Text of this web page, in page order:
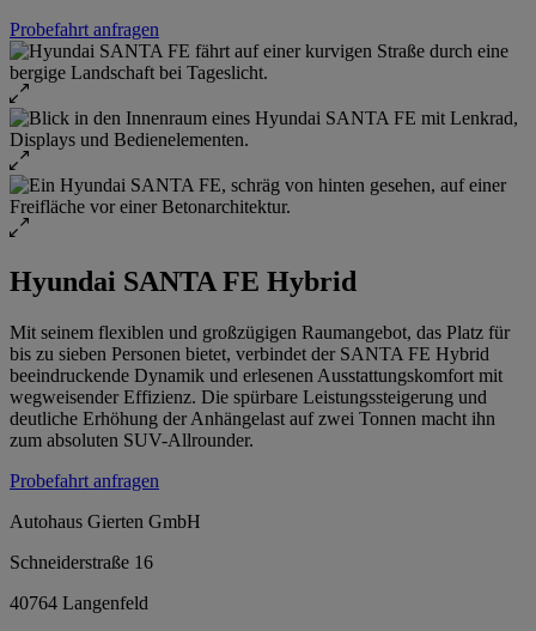
Probefahrt anfragen
Hyundai SANTA FE Hybrid
Mit seinem flexiblen und großzügigen Raumangebot, das Platz für
bis zu sieben Personen bietet, verbindet der SANTA FE Hybrid
beeindruckende Dynamik und erlesenen Ausstattungskomfort mit
wegweisender Effizienz. Die spürbare Leistungssteigerung und
deutliche Erhöhung der Anhängelast auf zwei Tonnen macht ihn
zum absoluten SUV-Allrounder.
Probefahrt anfragen
Autohaus Gierten GmbH
Schneiderstraße 16
40764 Langenfeld